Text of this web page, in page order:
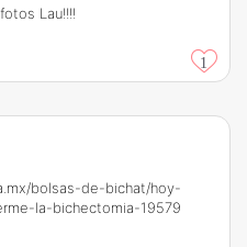
Lau!!!!
1
bolsas-de-bichat/hoy-
la-bichectomia-19579